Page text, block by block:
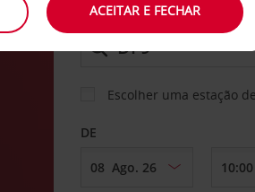
LEVANTAR EM
Escolher uma estação
DE
ACEITAR E FECHAR